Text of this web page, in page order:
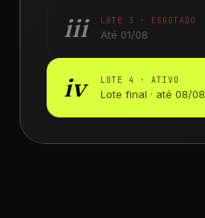
iii LOTE 3 · ESGOTADO
Até 01/08
iv LOTE 4 · ATIVO
Lote final · até 08/08